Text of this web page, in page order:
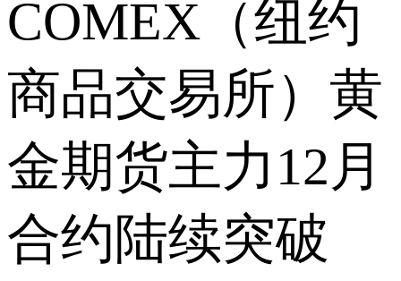
COMEX（纽约
商品交易所）黄
金期货主力12月
合约陆续突破